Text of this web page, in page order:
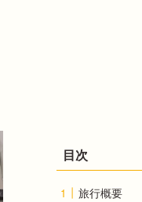
目次
旅行概要